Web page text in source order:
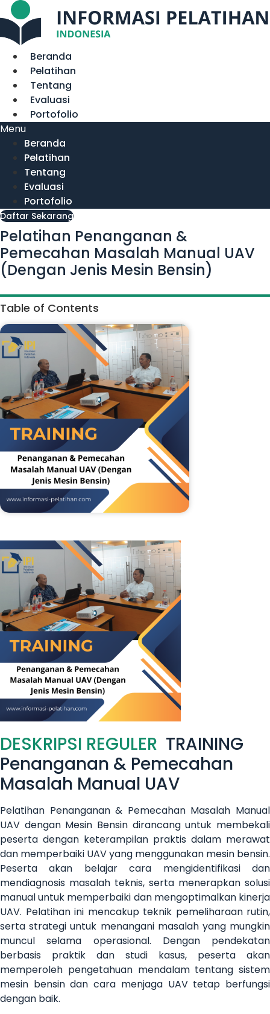
Lewati
ke
konten
Beranda
Pelatihan
Tentang
Evaluasi
Portofolio
Menu
Beranda
Pelatihan
Tentang
Evaluasi
Portofolio
Daftar Sekarang
Pelatihan Penanganan &
Pemecahan Masalah Manual UAV
(Dengan Jenis Mesin Bensin)
Table of Contents
DESKRIPSI REGULER TRAINING
Penanganan & Pemecahan
Masalah Manual UAV
Pelatihan Penanganan & Pemecahan Masalah Manual
UAV dengan Mesin Bensin dirancang untuk membekali
peserta dengan keterampilan praktis dalam merawat
dan memperbaiki UAV yang menggunakan mesin bensin.
Peserta akan belajar cara mengidentifikasi dan
mendiagnosis masalah teknis, serta menerapkan solusi
manual untuk memperbaiki dan mengoptimalkan kinerja
UAV. Pelatihan ini mencakup teknik pemeliharaan rutin,
serta strategi untuk menangani masalah yang mungkin
muncul selama operasional. Dengan pendekatan
berbasis praktik dan studi kasus, peserta akan
memperoleh pengetahuan mendalam tentang sistem
mesin bensin dan cara menjaga UAV tetap berfungsi
dengan baik.